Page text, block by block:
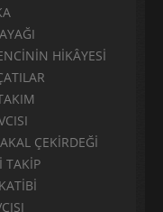
HİKÂYESİ
ÇEKİRDEĞİ
TAKİP